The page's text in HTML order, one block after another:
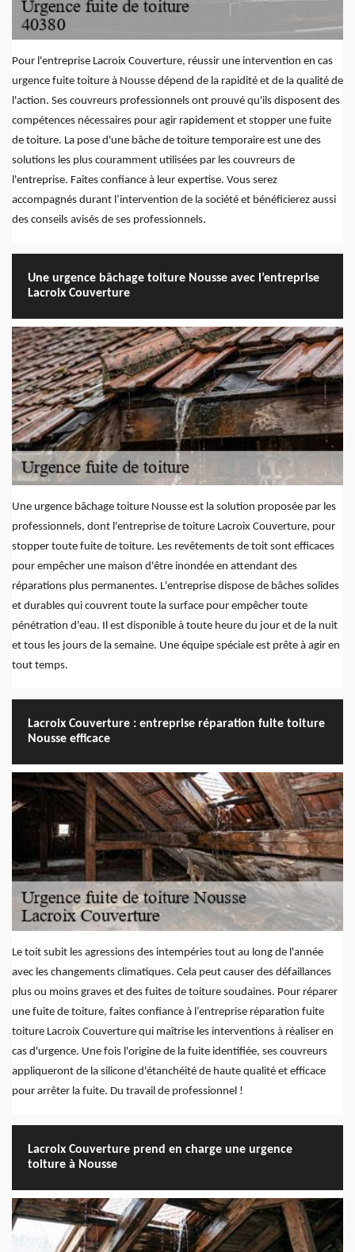
Pour l'entreprise Lacroix Couverture, réussir une intervention en cas
urgence fuite toiture à Nousse dépend de la rapidité et de la qualité de
l'action. Ses couvreurs professionnels ont prouvé qu'ils disposent des
compétences nécessaires pour agir rapidement et stopper une fuite
de toiture. La pose d'une bâche de toiture temporaire est une des
solutions les plus couramment utilisées par les couvreurs de
l'entreprise. Faites confiance à leur expertise. Vous serez
accompagnés durant l’intervention de la société et bénéficierez aussi
des conseils avisés de ses professionnels.
Une urgence bâchage toiture Nousse avec l’entreprise
Lacroix Couverture
Une urgence bâchage toiture Nousse est la solution proposée par les
professionnels, dont l'entreprise de toiture Lacroix Couverture, pour
stopper toute fuite de toiture. Les revêtements de toit sont efficaces
pour empêcher une maison d'être inondée en attendant des
réparations plus permanentes. L'entreprise dispose de bâches solides
et durables qui couvrent toute la surface pour empêcher toute
pénétration d'eau. Il est disponible à toute heure du jour et de la nuit
et tous les jours de la semaine. Une équipe spéciale est prête à agir en
tout temps.
Lacroix Couverture : entreprise réparation fuite toiture
Nousse efficace
Le toit subit les agressions des intempéries tout au long de l'année
avec les changements climatiques. Cela peut causer des défaillances
plus ou moins graves et des fuites de toiture soudaines. Pour réparer
une fuite de toiture, faites confiance à l’entreprise réparation fuite
toiture Lacroix Couverture qui maîtrise les interventions à réaliser en
cas d'urgence. Une fois l'origine de la fuite identifiée, ses couvreurs
appliqueront de la silicone d'étanchéité de haute qualité et efficace
pour arrêter la fuite. Du travail de professionnel !
Lacroix Couverture prend en charge une urgence
toiture à Nousse